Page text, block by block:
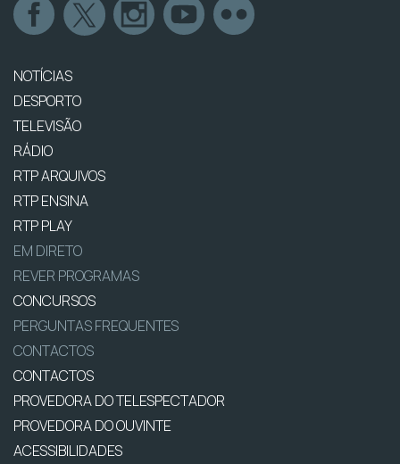
NOTÍCIAS
DESPORTO
TELEVISÃO
RÁDIO
RTP ARQUIVOS
RTP ENSINA
RTP PLAY
EM DIRETO
REVER PROGRAMAS
CONCURSOS
PERGUNTAS FREQUENTES
CONTACTOS
CONTACTOS
PROVEDORA DO TELESPECTADOR
PROVEDORA DO OUVINTE
ACESSIBILIDADES